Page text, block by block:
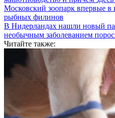
Московский зоопарк впервые в
рыбных филинов
В Нидерландах нашли новый
необычным заболеванием
Читайте также: